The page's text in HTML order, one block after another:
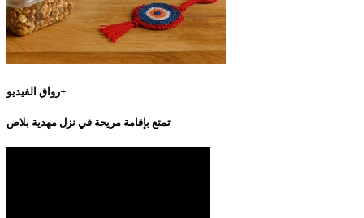
رواق الفيديو+
تمتع بإقامة مريحة في نزل مهدية بلاص